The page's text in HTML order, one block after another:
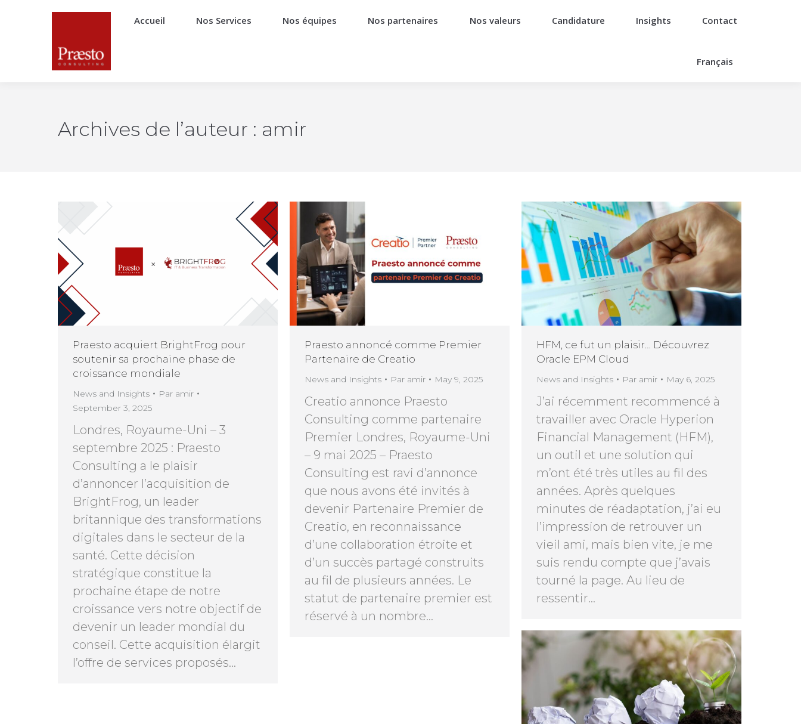
Accueil Nos Services Nos équipes Nos partenaires Nos valeurs Candidature Insights Contact
Français
Archives de l’auteur : amir
Praesto acquiert BrightFrog pour
soutenir sa prochaine phase de
croissance mondiale
News and Insights Par amir
September 3, 2025
Londres, Royaume-Uni – 3
septembre 2025 : Praesto
Consulting a le plaisir
d’annoncer l’acquisition de
BrightFrog, un leader
britannique des transformations
digitales dans le secteur de la
santé. Cette décision
stratégique constitue la
prochaine étape de notre
croissance vers notre objectif de
devenir un leader mondial du
conseil. Cette acquisition élargit
l’offre de services proposés…
Praesto annoncé comme Premier
Partenaire de Creatio
News and Insights Par amir May 9, 2025
Creatio annonce Praesto
Consulting comme partenaire
Premier Londres, Royaume-Uni
– 9 mai 2025 – Praesto
Consulting est ravi d’annonce
que nous avons été invités à
devenir Partenaire Premier de
Creatio, en reconnaissance
d’une collaboration étroite et
d’un succès partagé construits
au fil de plusieurs années. Le
statut de partenaire premier est
réservé à un nombre…
HFM, ce fut un plaisir… Découvrez
Oracle EPM Cloud
News and Insights Par amir May 6, 2025
J’ai récemment recommencé à
travailler avec Oracle Hyperion
Financial Management (HFM),
un outil et une solution qui
m’ont été très utiles au fil des
années. Après quelques
minutes de réadaptation, j’ai eu
l’impression de retrouver un
vieil ami, mais bien vite, je me
suis rendu compte que j’avais
tourné la page. Au lieu de
ressentir…